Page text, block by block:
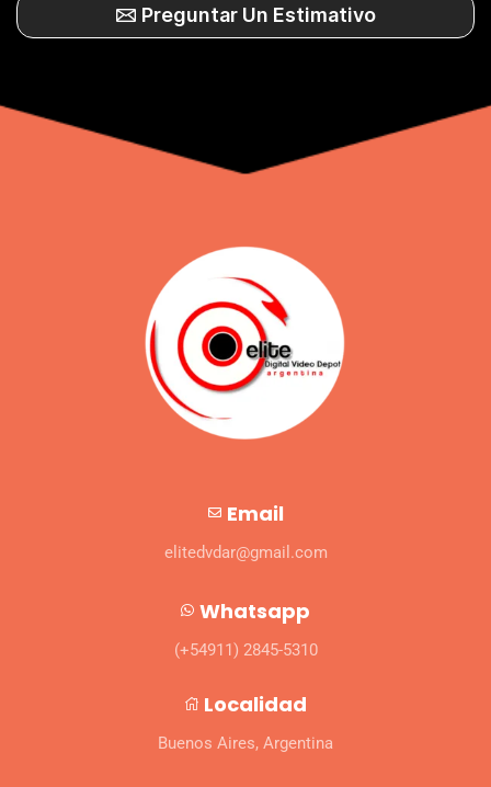
Preguntar Un Estimativo
Email
elitedvdar@gmail.com
Whatsapp
(+54911) 2845-5310
Localidad
Buenos Aires, Argentina